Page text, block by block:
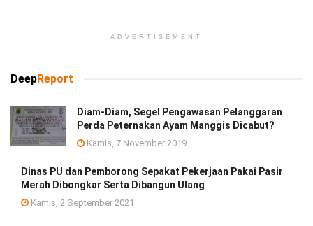
ADVERTISEMENT
DeepReport
Diam-Diam, Segel Pengawasan Pelanggaran
Perda Peternakan Ayam Manggis Dicabut?
Kamis, 7 November 2019
Dinas PU dan Pemborong Sepakat Pekerjaan Pakai Pasir
Merah Dibongkar Serta Dibangun Ulang
Kamis, 2 September 2021